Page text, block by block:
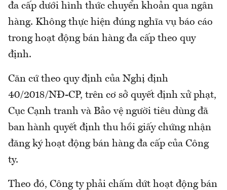
đa cấp dưới hình thức chuyển khoản qua ngân
hàng. Không thực hiện đúng nghĩa vụ báo cáo
trong hoạt động bán hàng đa cấp theo quy
định.
Căn cứ theo quy định của Nghị định
40/2018/NĐ-CP, trên cơ sở quyết định xử phạt,
Cục Cạnh tranh và Bảo vệ người tiêu dùng đã
ban hành quyết định thu hồi giấy chứng nhận
đăng ký hoạt động bán hàng đa cấp của Công
ty.
Theo đó, Công ty phải chấm dứt hoạt động bán